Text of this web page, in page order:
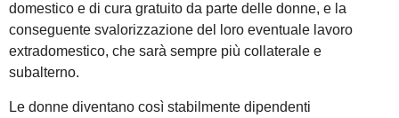
domestico e di cura gratuito da parte delle donne, e la
conseguente svalorizzazione del loro eventuale lavoro
extradomestico, che sarà sempre più collaterale e
subalterno.
Le donne diventano così stabilmente dipendenti